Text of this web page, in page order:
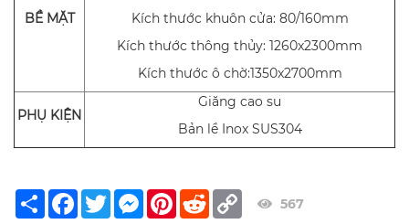
BỀ MẶT
Kích thước khuôn cửa: 80/160mm
Kích thước thông thủy: 1260x2300mm
Kích thước ô chờ:1350x2700mm
PHỤ KIỆN
Giăng cao su
Bản lề Inox SUS304
Share Facebook
TwitterMessengerPinterest
Reddit Copy
Link
567